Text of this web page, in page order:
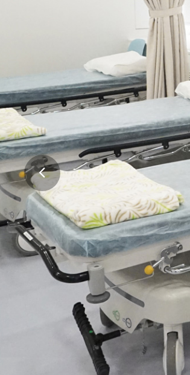
高質素的輔
舒適的環境，專業、可靠